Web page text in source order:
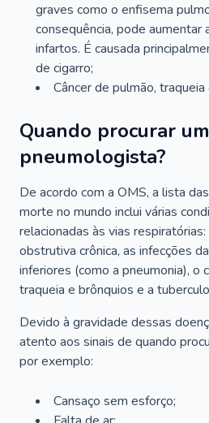
graves como o enfisema
consequência, pode aumentar
infartos. É causada
de cigarro;
Câncer de pulmão,
Quando procurar um
pneumologista?
De acordo com a OMS, a lista
morte no mundo inclui várias
relacionadas às vias
obstrutiva crônica, as infecções
inferiores (como a pneumonia), o
traqueia e brônquios e a
Devido à gravidade dessas
atento aos sinais de quando
por exemplo:
Cansaço sem esforço;